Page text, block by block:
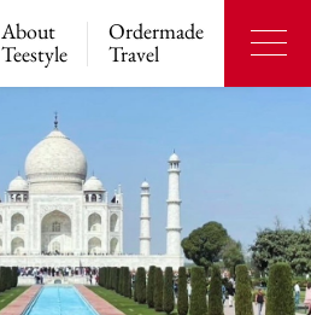
About
Teestyle
Ordermade
Travel